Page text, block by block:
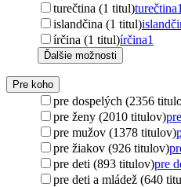
turečtina (1 titul)turečtina1
islandčina (1 titul)
írčina (1 titul)írčina1
Ďalšie možnosti
Pre koho
pre dospelých (2356
pre ženy (2010 titulov)
pre mužov (1378 titulov)
pre žiakov (926 titulov)
pre deti (893 titulov)pre
pre deti a mládež (640